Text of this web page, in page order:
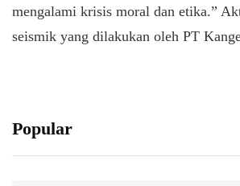
mengalami krisis moral dan etika.”
seismik yang dilakukan oleh PT
Popular